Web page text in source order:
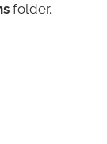
folder.